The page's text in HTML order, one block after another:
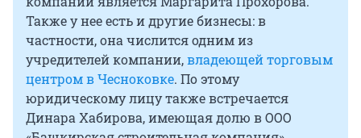
Также у нее есть и другие бизнесы: в
частности, она числится одним из
учредителей компании,владеющей торговым
центром в Чесноковке. По этому
юридическому лицу также встречается
Динара Хабирова, имеющая долю в ООО